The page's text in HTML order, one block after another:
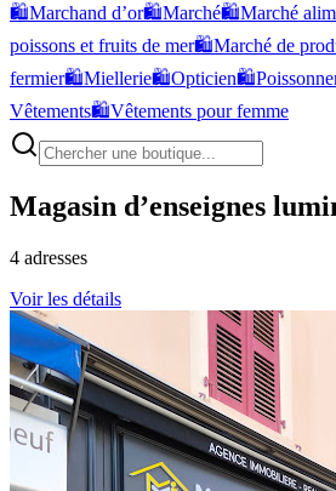
🛍️Marchand d’or🛍️Marché🛍️Marché
poissons et fruits de mer🛍️Marché de
fermier🛍️Miellerie🛍️Opticien🛍️
Vêtements🛍️Vêtements pour femme
Magasin d’enseignes
4 adresses
Voir les détails